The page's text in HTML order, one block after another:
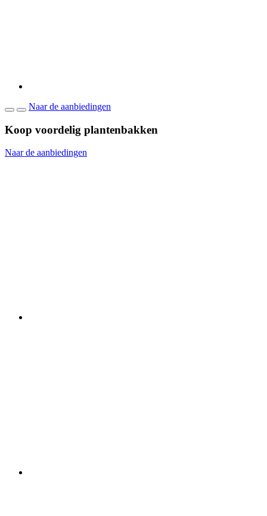
Naar de aanbiedingen
Koop voordelig plantenbakken
Naar de aanbiedingen